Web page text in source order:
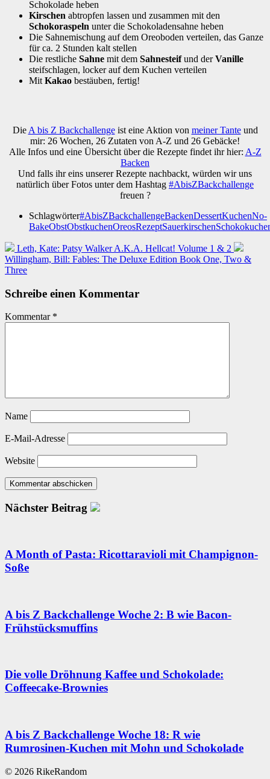
Schokolade heben
Kirschen abtropfen lassen und zusammen mit den
Schokoraspeln unter die Schokoladensahne heben
Die Sahnemischung auf dem Oreoboden verteilen, das Ganze
für ca. 2 Stunden kalt stellen
Die restliche Sahne mit dem Sahnesteifund derVanille
steifschlagen, locker auf dem Kuchen verteilen
Mit Kakao bestäuben, fertig!
Die A bis Z Backchallengeist eine Aktion von meiner Tanteund
mir: 26 Wochen, 26 Zutaten von A-Z und 26 Gebäcke!
Alle Infos und eine Übersicht über die Rezepte findet ihr hier: A-Z
Backen
Und falls ihr eins unserer Rezepte nachbackt, würden wir uns
natürlich über Fotos unter dem Hashtag #AbisZBackchallenge
freuen ?
Schlagwörter#AbisZBackchallengeBackenDessertKuchenNo-
BakeObstObstkuchenOreosRezeptSauerkirschen
Leth, Kate: Patsy Walker A.K.A. Hellcat! Volume 1 & 2
Willingham, Bill: Fables: The Deluxe Edition Book One, Two &
Three
Schreibe einen Kommentar
Kommentar *
Name
E-Mail-Adresse
Website
Nächster Beitrag
A Month of Pasta: Ricottaravioli mit Champignon-
Soße
A bis Z Backchallenge Woche 2: B wie Bacon-
Frühstücksmuffins
Die volle Dröhnung Kaffee und Schokolade:
Coffeecake-Brownies
A bis Z Backchallenge Woche 18: R wie
Rumrosinen-Kuchen mit Mohn und Schokolade
© 2026 RikeRandom